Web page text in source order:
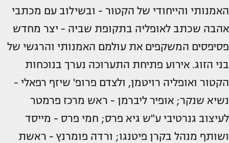
האמנותי והייחודי של הקטור - ובשילוב עם מכתבי
אהבה שכתב לאופליה בתקופת שביה - יצר מחדש
פסיפסים המשקפים את עולמם האמנותי והרגשי של
בני הזוג. אירוע פתיחת התערוכה נערך בנוכחות
הקטור ואופליה רויטמן, ולצדם פרופ' שיזף רפאלי -
נשיא שנקר; אופיר ליברמן - ראש מרכז פרמטר
לעיצוב גנרטיבי ע"ש גיא פרס; חמי פרס - מייסד
ושותף מנהל בקרן פיטנגו; ורדה פומרנץ - ראשת